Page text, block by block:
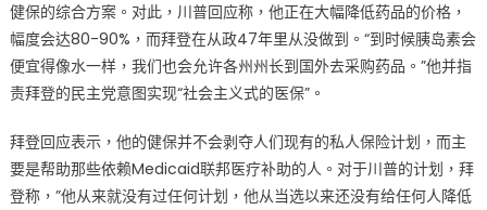
健保的综合方案。对此，川普回应称，他正在大幅降低药品的价格，
幅度会达80-90%，而拜登在从政47年里从没做到。“到时候胰岛素会
便宜得像水一样，我们也会允许各州州长到国外去采购药品。”他并指
责拜登的民主党意图实现“社会主义式的医保”。
拜登回应表示，他的健保并不会剥夺人们现有的私人保险计划，而主
要是帮助那些依赖Medicaid联邦医疗补助的人。对于川普的计划，拜
登称，”他从来就没有过任何计划，他从当选以来还没有给任何人降低